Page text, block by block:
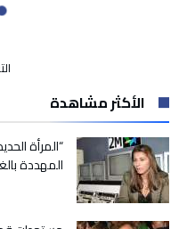
الأكثر مشاهدة
المهددة